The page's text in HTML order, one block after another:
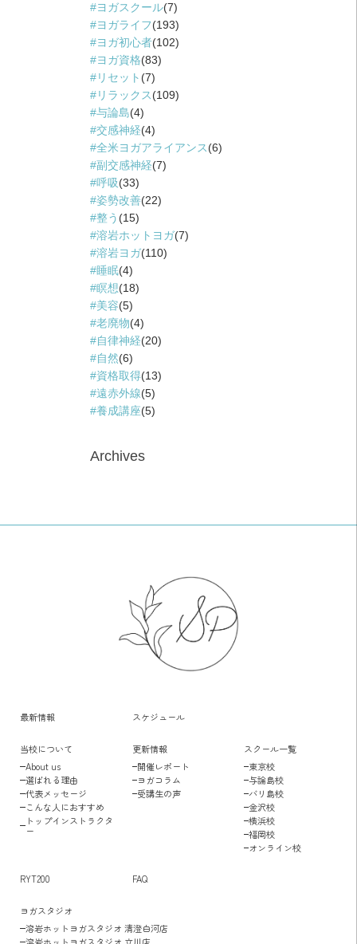
ヨガスクール(7)
ヨガライフ(193)
ヨガ初心者(102)
ヨガ資格(83)
リセット (7)
リラックス(109)
与論島(4)
交感神経(4)
全米ヨガアライアンス(6)
副交感神経(7)
呼吸(33)
姿勢改善(22)
整う (15)
溶岩ホットヨガ(7)
溶岩ヨガ(110)
睡眠(4)
瞑想(18)
美容(5)
老廃物(4)
自律神経(20)
自然(6)
資格取得(13)
遠赤外線(5)
養成講座(5)
Archives
最新情報 スケジュール
当校について
About us
選ばれる理由
代表メッセージ
こんな人におすすめ
トップインストラクタ
ー
更新情報
開催レポート
ヨガコラム
受講生の声
RYT200 FAQ
スクール一覧
東京校
与論島校
バリ島校
金沢校
横浜校
福岡校
オンライン校
ヨガスタジオ
溶岩ホットヨガスタジオ 清澄白河店
溶岩ホットヨガスタジオ 立川店